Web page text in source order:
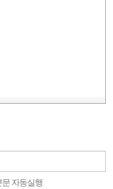
문 자동실행